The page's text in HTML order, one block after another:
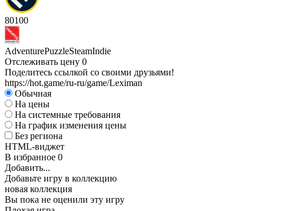
80100
AdventurePuzzleSteamIndie
Отслеживать цену 0
Поделитесь ссылкой со своими друзьями!
https://hot.game/ru-ru/game/Leximan
Обычная
На цены
На системные требования
На график изменения цены
Без региона
HTML-виджет
В избранное 0
Добавить...
Добавьте игру в коллекцию
новая коллекция
Вы пока не оценили эту игру